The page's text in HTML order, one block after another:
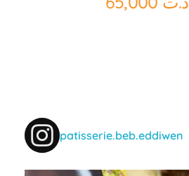
patisserie.beb.eddiwen